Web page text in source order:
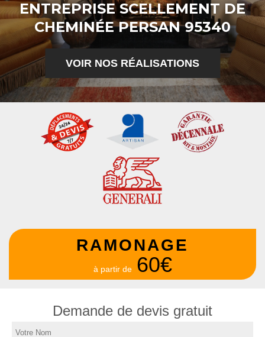
ENTREPRISE SCELLEMENT DE
CHEMINÉE PERSAN 95340
VOIR NOS RÉALISATIONS
RAMONAGE
à partir de 60€
Demande de devis gratuit